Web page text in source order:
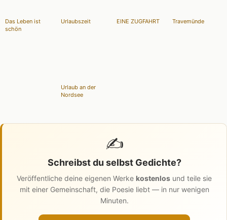
Das Leben ist
schön
Urlaubszeit EINE ZUGFAHRT Travemünde
Urlaub an der
Nordsee
✍️
Schreibst du selbst Gedichte?
Veröffentliche deine eigenen Werke kostenlos und teile sie
mit einer Gemeinschaft, die Poesie liebt — in nur wenigen
Minuten.